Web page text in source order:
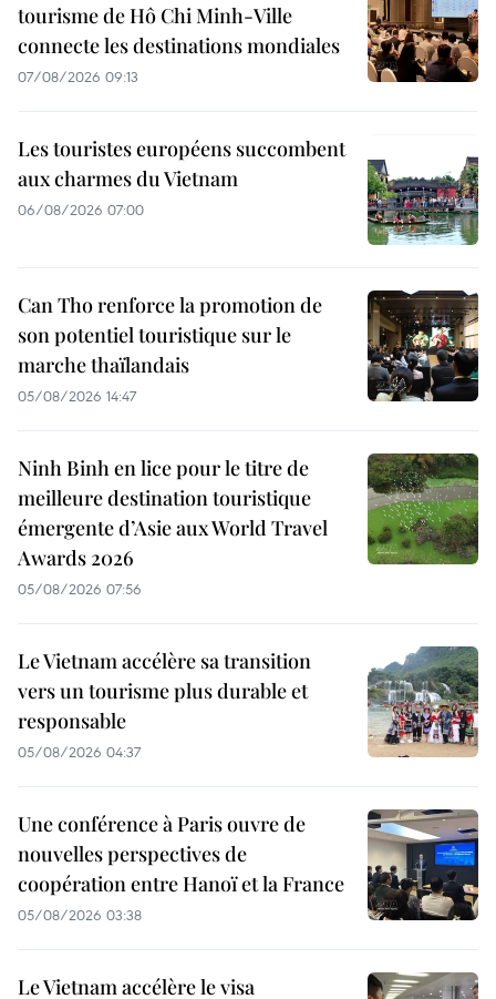
tourisme de Hô Chi Minh-Ville
connecte les destinations mondiales
07/08/2026 09:13
Les touristes européens succombent
aux charmes du Vietnam
06/08/2026 07:00
Can Tho renforce la promotion de
son potentiel touristique sur le
marche thaïlandais
05/08/2026 14:47
Ninh Binh en lice pour le titre de
meilleure destination touristique
émergente d’Asie aux World Travel
Awards 2026
05/08/2026 07:56
Le Vietnam accélère sa transition
vers un tourisme plus durable et
responsable
05/08/2026 04:37
Une conférence à Paris ouvre de
nouvelles perspectives de
coopération entre Hanoï et la France
05/08/2026 03:38
Le Vietnam accélère le visa